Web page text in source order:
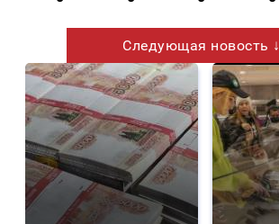
Следующая новость ↓